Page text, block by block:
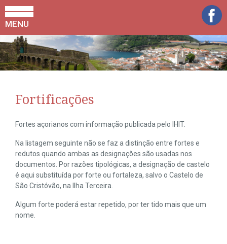
MENU
Fortificações
Fortes açorianos com informação publicada pelo IHIT.
Na listagem seguinte não se faz a distinção entre fortes e
redutos quando ambas as designações são usadas nos
documentos. Por razões tipológicas, a designação de castelo
é aqui substituída por forte ou fortaleza, salvo o Castelo de
São Cristóvão, na Ilha Terceira.
Algum forte poderá estar repetido, por ter tido mais que um
nome.